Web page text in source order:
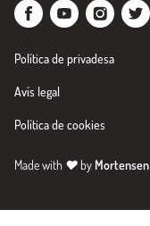
Política de privadesa
Avís legal
Política de cookies
Made with ♥by Mortensen